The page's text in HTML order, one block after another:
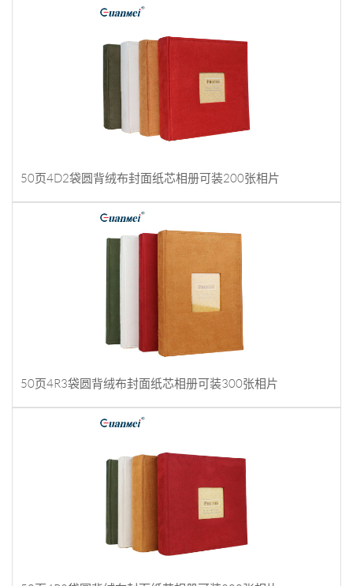
50页4D2袋圆背绒布封面纸芯相册可装200张相片
50页4R3袋圆背绒布封面纸芯相册可装300张相片